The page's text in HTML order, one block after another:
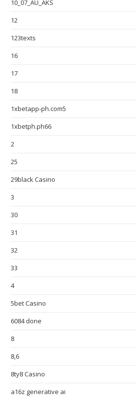
10_07_AU_AKS
12
123texts
16
17
18
1xbetapp-ph.com5
1xbetph.ph66
2
25
29black Casino
3
30
31
32
33
4
5bet Casino
6084 done
8
8,6
8ty8 Casino
a16z generative ai